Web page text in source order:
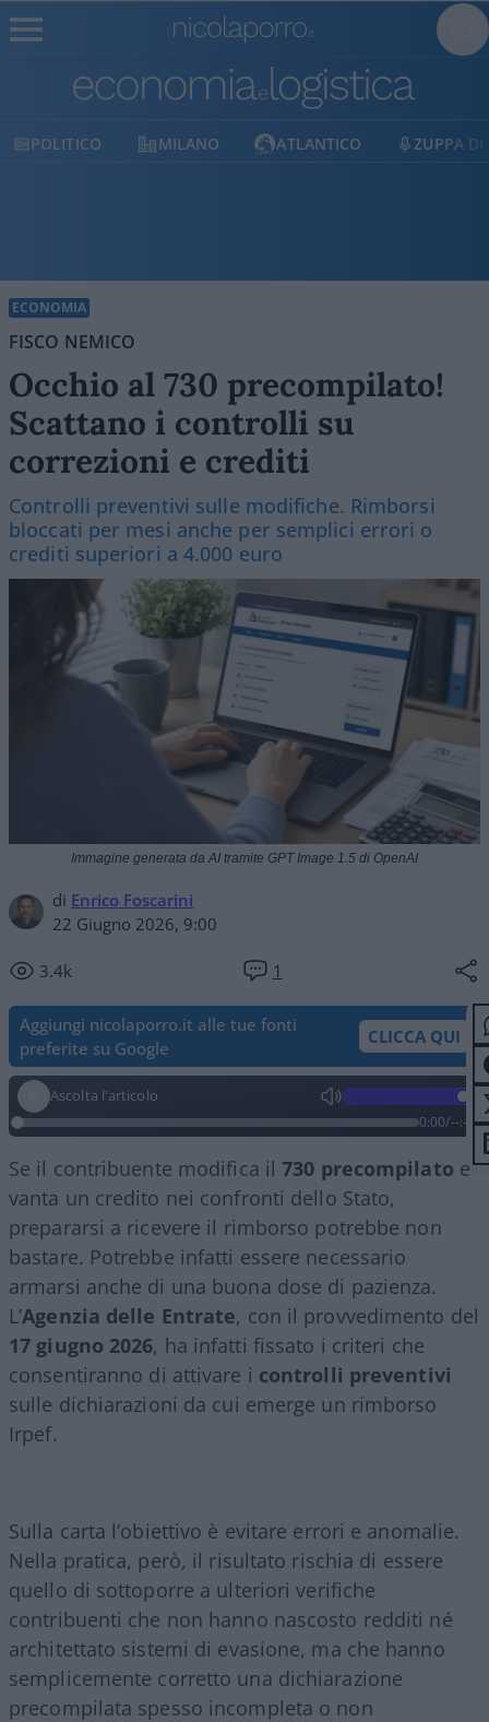
MILANO ATLANTICO ZUPPA DI PORRO
ECONOMIA
FISCO NEMICO
Occhio al 730 precompilato!
Scattano i controlli su
correzioni e crediti
Controlli preventivi sulle modifiche. Rimborsi
bloccati per mesi anche per semplici errori o
crediti superiori a 4.000 euro
di Enrico Foscarini
22 Giugno 2026, 9:00
3.4k 1
Immagine generata da AI tramite GPT Image 1.5 di OpenAI
Aggiungi nicolaporro.it alle tue fonti
preferite su Google
CLICCA QUI
Ascolta l'articolo
0:00/--:--
Se il contribuente modifica il730 precompilato e
vanta un credito nei confronti dello Stato,
prepararsi a ricevere il rimborso potrebbe non
bastare. Potrebbe infatti essere necessario
armarsi anche di una buona dose di pazienza.
L’Agenzia delle Entrate, con il provvedimento del
17 giugno 2026, ha infatti fissato i criteri che
consentiranno di attivare i controlli preventivi
sulle dichiarazioni da cui emerge un rimborso
Irpef.
Sulla carta l’obiettivo è evitare errori e anomalie.
Nella pratica, però, il risultato rischia di essere
quello di sottoporre a ulteriori verifiche
contribuenti che non hanno nascosto redditi né
architettato sistemi di evasione, ma che hanno
semplicemente corretto una dichiarazione
precompilata spesso incompleta o non